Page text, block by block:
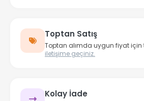
Toptan Satış
Toptan alımda uygun fiyat için
iletişime geçiniz.
Kolay İade